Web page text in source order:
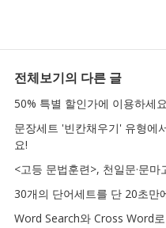
전체보기의 다른 글
50% 특별 할인가에 이용하세
문장세트 '빈칸채우기' 유형에
요!
<고등 문법훈련>, 천일문·문
30개의 단어세트를 단 20초만
Word Search와 Cross Word